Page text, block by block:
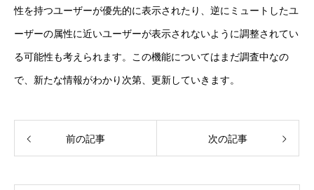
性を持つユーザーが優先的に表示されたり、逆にミュートしたユ
ーザーの属性に近いユーザーが表示されないように調整されてい
る可能性も考えられます。この機能についてはまだ調査中なの
で、新たな情報がわかり次第、更新していきます。
前の記事 次の記事